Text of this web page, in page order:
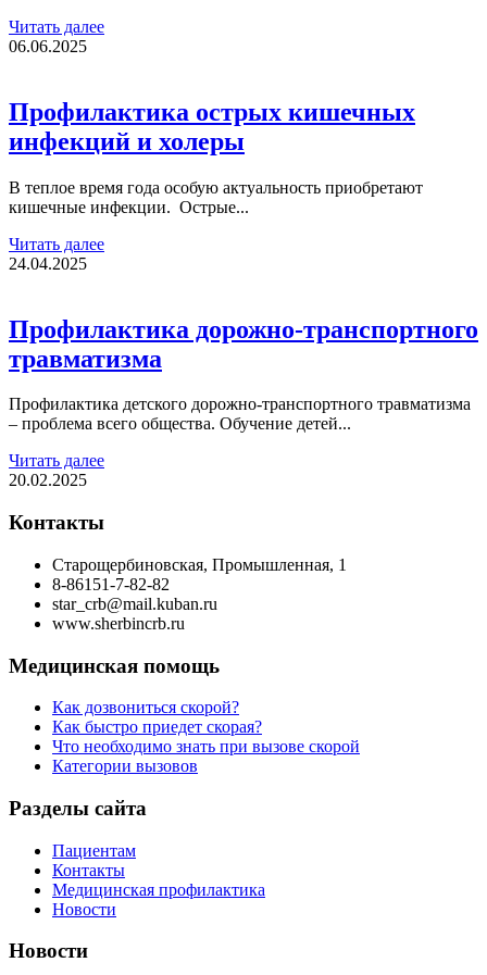
Читать далее
06.06.2025
Профилактика острых кишечных
инфекций и холеры
В теплое время года особую актуальность приобретают
кишечные инфекции. Острые...
Читать далее
24.04.2025
Профилактика дорожно-транспортного
травматизма
Профилактика детского дорожно-транспортного травматизма
– проблема всего общества. Обучение детей...
Читать далее
20.02.2025
Контакты
Старощербиновская, Промышленная, 1
8-86151-7-82-82
star_crb@mail.kuban.ru
www.sherbincrb.ru
Медицинская помощь
Как дозвониться скорой?
Как быстро приедет скорая?
Что необходимо знать при вызове скорой
Категории вызовов
Разделы сайта
Пациентам
Контакты
Медицинская профилактика
Новости
Новости